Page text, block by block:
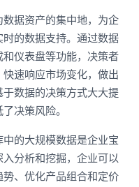
据资产的集中地，为企
的数据支持。通过数据
仪表盘等功能，决策者
速响应市场变化，做出
数据的决策方式大大提
决策风险。
的大规模数据是企业宝
分析和挖掘，企业可以
、优化产品组合和定价